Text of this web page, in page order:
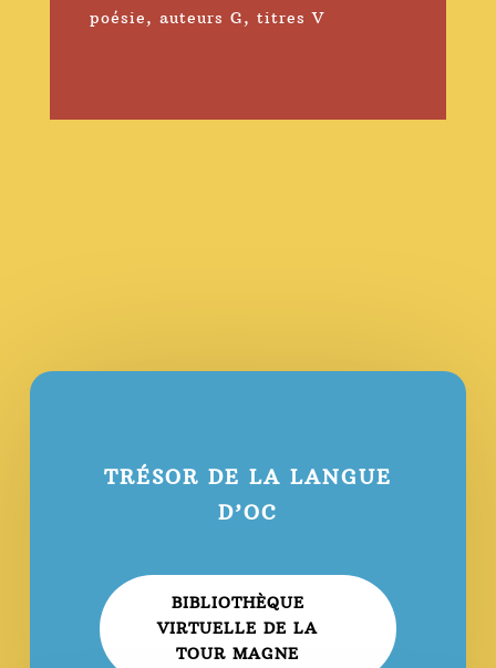
poésie, auteurs G, titres V
TRÉSOR DE LA LANGUE
D’OC
BIBLIOTHÈQUE
VIRTUELLE DE LA
TOUR MAGNE